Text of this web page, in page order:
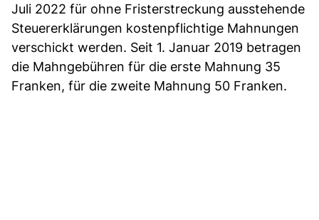
Juli 2022 für ohne Fristerstreckung ausstehende
Steuererklärungen kostenpflichtige Mahnungen
verschickt werden. Seit 1. Januar 2019 betragen
die Mahngebühren für die erste Mahnung 35
Franken, für die zweite Mahnung 50 Franken.